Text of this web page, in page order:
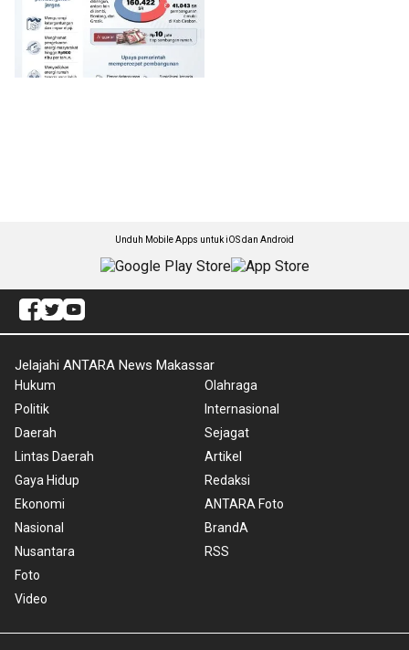
Unduh Mobile Apps untuk iOS dan Android
Jelajahi ANTARA News Makassar
Hukum
Politik
Daerah
Lintas Daerah
Gaya Hidup
Ekonomi
Nasional
Nusantara
Foto
Video
Olahraga
Internasional
Sejagat
Artikel
Redaksi
ANTARA Foto
BrandA
RSS